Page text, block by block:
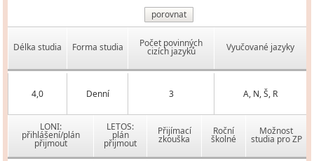
porovnat
Délka studia Forma studia Počet povinných
cizích jazyků Vyučované jazyky
4,0 Denní 3 A, N, Š, R
LONI:
přihlášení/plán
přijmout
LETOS:
plán
přijmout
Přijímací
zkouška
Roční
školné
Možnost
studia pro ZP